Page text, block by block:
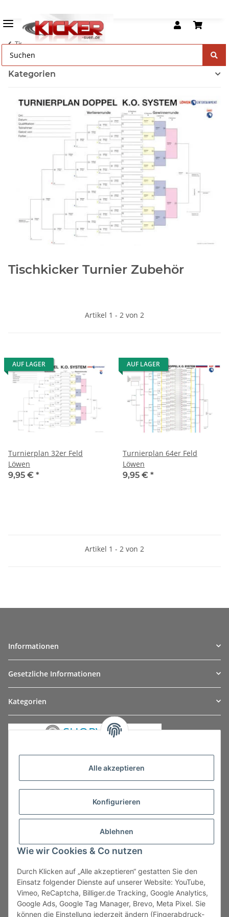
Tischkicker Zubehör
Tischkicker Turnier Zubehör
Artikel 1 - 2 von 2
AUF LAGER
Turnierplan 32er Feld
Löwen
9,95 € *
AUF LAGER
Turnierplan 64er Feld
Löwen
9,95 € *
Artikel 1 - 2 von 2
Kategorien
Informationen
Gesetzliche Informationen
Kategorien
Vertrag widerrufen
Alle akzeptieren
Konfigurieren
Ablehnen
Wie wir Cookies & Co nutzen
Durch Klicken auf „Alle akzeptieren“ gestatten Sie den
Einsatz folgender Dienste auf unserer Website: YouTube,
Vimeo, ReCaptcha, Billiger.de Tracking, Google Analytics,
Google Ads, Google Tag Manager, Brevo, Meta Pixel. Sie
können die Einstellung jederzeit ändern (Fingerabdruck-